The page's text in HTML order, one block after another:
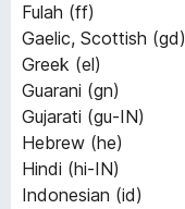
Fulah (ff)
Gaelic, Scottish (gd)
Greek (el)
Guarani (gn)
Gujarati (gu-IN)
Hebrew (he)
Hindi (hi-IN)
Indonesian (id)